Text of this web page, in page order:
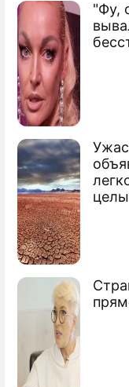
"Фу,